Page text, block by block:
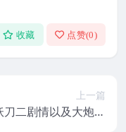
收藏 点赞(0)
上一篇
二剧情以及大炮与